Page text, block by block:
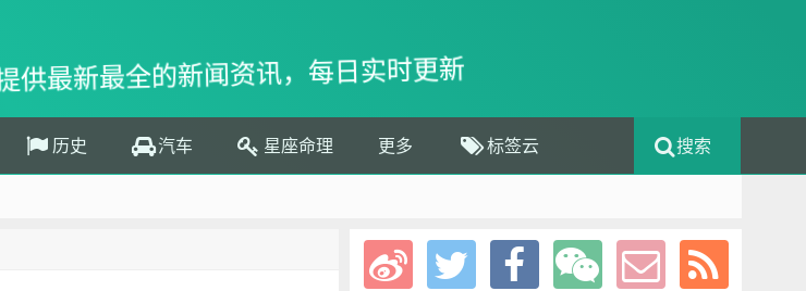
供最新最全的新闻资讯，每日实时更新
历史 汽车 星座命理 更多 标签云 搜索